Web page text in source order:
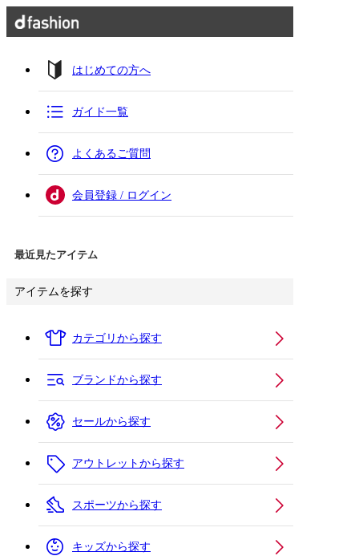
はじめての方へ
ガイド一覧
よくあるご質問
会員登録 / ログイン
最近見たアイテム
アイテムを探す
カテゴリから探す
ブランドから探す
セールから探す
アウトレットから探す
スポーツから探す
キッズから探す